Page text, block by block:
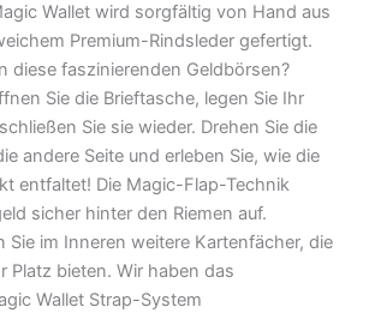
Wallet wird sorgfältig von Hand aus
Premium-Rindsleder gefertigt.
diese faszinierenden Geldbörsen?
Sie die Brieftasche, legen Sie Ihr
Sie sie wieder. Drehen Sie die
andere Seite und erleben Sie, wie die
entfaltet! Die Magic-Flap-Technik
sicher hinter den Riemen auf.
Sie im Inneren weitere Kartenfächer, die
Platz bieten. Wir haben das
Wallet Strap-System